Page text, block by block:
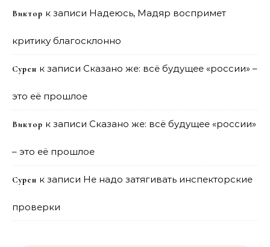
Виктор к записи Надеюсь, Мадяр воспримет
критику благосклонно
Сурен к записи Сказано же: всё будущее «россии» –
это её прошлое
Виктор к записи Сказано же: всё будущее «россии»
– это её прошлое
Сурен к записи Не надо затягивать инспекторские
проверки